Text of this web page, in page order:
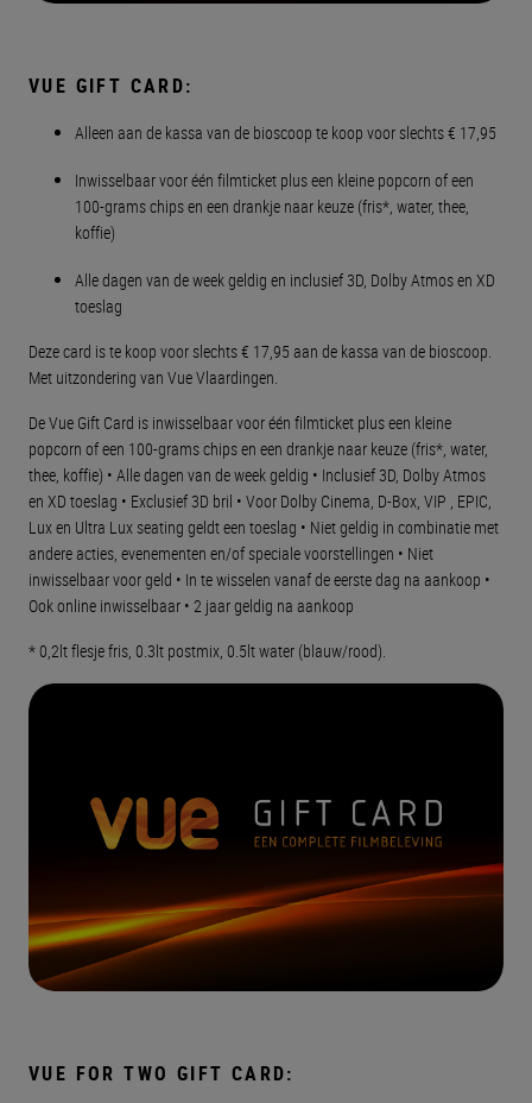
VUE GIFT CARD:
Alleen aan de kassa van de bioscoop te koop voor slechts € 17,95
Inwisselbaar voor één filmticket plus een kleine popcorn of een
100-grams chips en een drankje naar keuze (fris*, water, thee,
koffie)
Alle dagen van de week geldig en inclusief 3D, Dolby Atmos en XD
toeslag
Deze card is te koop voor slechts € 17,95 aan de kassa van de bioscoop.
Met uitzondering van Vue Vlaardingen.
De Vue Gift Card is inwisselbaar voor één filmticket plus een kleine
popcorn of een 100-grams chips en een drankje naar keuze (fris*, water,
thee, koffie) • Alle dagen van de week geldig • Inclusief 3D, Dolby Atmos
en XD toeslag • Exclusief 3D bril • Voor Dolby Cinema, D-Box, VIP , EPIC,
Lux en Ultra Lux seating geldt een toeslag • Niet geldig in combinatie met
andere acties, evenementen en/of speciale voorstellingen • Niet
inwisselbaar voor geld • In te wisselen vanaf de eerste dag na aankoop •
Ook online inwisselbaar • 2 jaar geldig na aankoop
* 0,2lt flesje fris, 0.3lt postmix, 0.5lt water (blauw/rood).
VUE FOR TWO GIFT CARD: